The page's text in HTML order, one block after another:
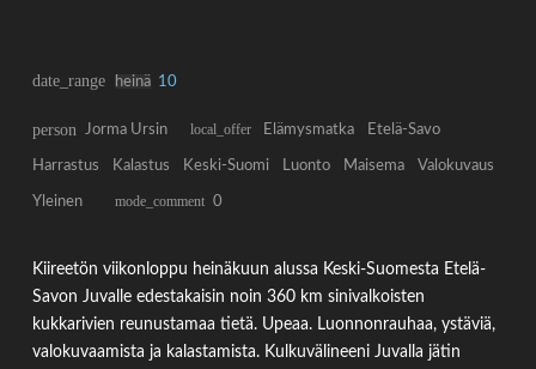
date_range heinä 10
person Jorma Ursin local_offer Elämysmatka Etelä-Savo
Harrastus Kalastus Keski-Suomi Luonto Maisema Valokuvaus
Yleinen mode_comment 0
Kiireetön viikonloppu heinäkuun alussa Keski-Suomesta Etelä-
Savon Juvalle edestakaisin noin 360 km sinivalkoisten
kukkarivien reunustamaa tietä. Upeaa. Luonnonrauhaa, ystäviä,
valokuvaamista ja kalastamista. Kulkuvälineeni Juvalla jätin